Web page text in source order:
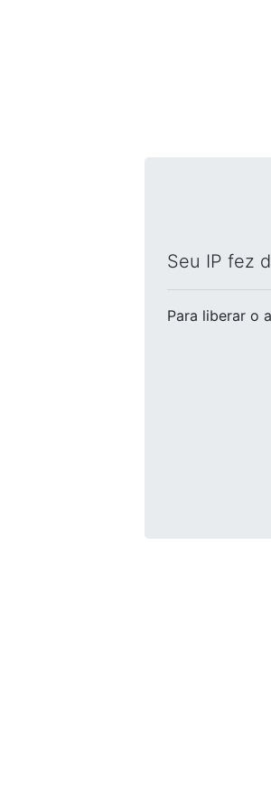
Seu IP fez
Para liberar o